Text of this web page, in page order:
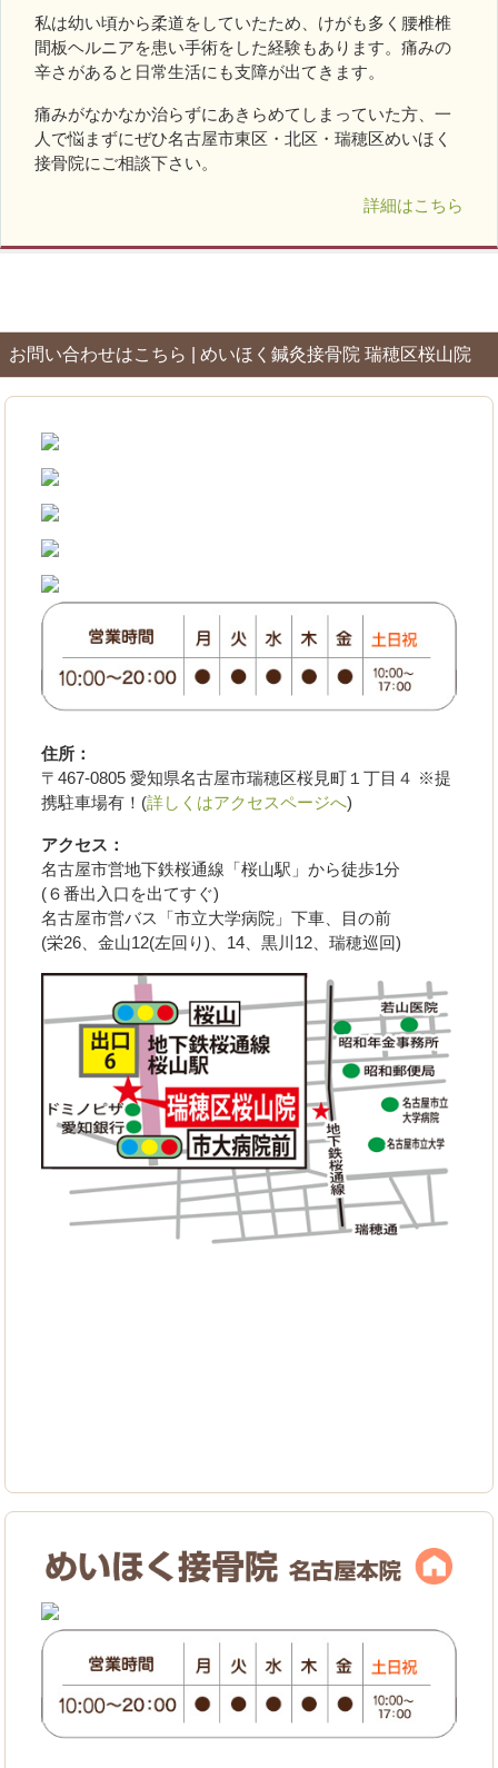
私は幼い頃から柔道をしていたため、けがも多く腰椎椎
間板ヘルニアを患い手術をした経験もあります。痛みの
辛さがあると日常生活にも支障が出てきます。
痛みがなかなか治らずにあきらめてしまっていた方、一
人で悩まずにぜひ名古屋市東区・北区・瑞穂区めいほく
接骨院にご相談下さい。
詳細はこちら
お問い合わせはこちら | めいほく鍼灸接骨院 瑞穂区桜山院
住所：
〒467-0805 愛知県名古屋市瑞穂区桜見町１丁目４ ※提
携駐車場有！(詳しくはアクセスページへ)
アクセス：
名古屋市営地下鉄桜通線「桜山駅」から徒歩1分
(６番出入口を出てすぐ)
名古屋市営バス「市立大学病院」下車、目の前
(栄26、金山12(左回り)、14、黒川12、瑞穂巡回)